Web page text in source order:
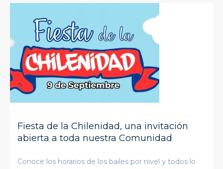
Fiesta de la Chilenidad, una invitación
abierta a toda nuestra Comunidad
Conoce los horarios de los bailes por nivel y todos lo